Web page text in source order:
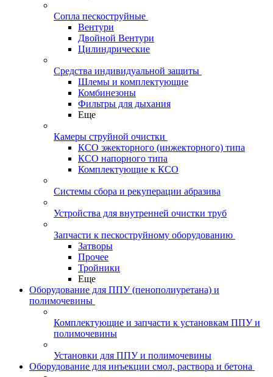
Сопла пескоструйные
Вентури
Двойной Вентури
Цилиндрические
Средства индивидуальной защиты
Шлемы и комплектующие
Комбинезоны
Фильтры для дыхания
Еще
Камеры струйной очистки
КСО эжекторного (инжекторного) типа
КСО напорного типа
Комплектующие к КСО
Системы сбора и рекуперации абразива
Устройства для внутренней очистки труб
Запчасти к пескоструйному оборудованию
Затворы
Прочее
Тройники
Еще
Оборудование для ППУ (пенополиуретана) и
полимочевины
Комплектующие и запчасти к установкам ППУ и
полимочевины
Установки для ППУ и полимочевины
Оборудование для инъекции смол, раствора и бетона